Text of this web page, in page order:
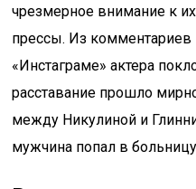
чрезмерное внимание к
прессы. Из
«Инстаграме» актера
расставание прошло
между Никулиной и
мужчина попал в